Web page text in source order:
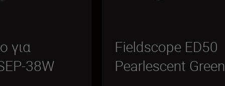
για
38W
Fieldscope ED50
Pearlescent Green